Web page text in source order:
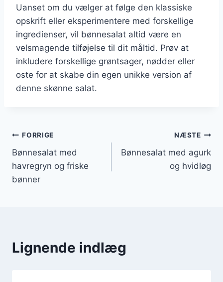
Uanset om du vælger at følge den klassiske
opskrift eller eksperimentere med forskellige
ingredienser, vil bønnesalat altid være en
velsmagende tilføjelse til dit måltid. Prøv at
inkludere forskellige grøntsager, nødder eller
oste for at skabe din egen unikke version af
denne skønne salat.
Indlægsnavigation
FORRIGE
Bønnesalat med
havregryn og friske
bønner
NÆSTE
Bønnesalat med agurk
og hvidløg
Lignende indlæg